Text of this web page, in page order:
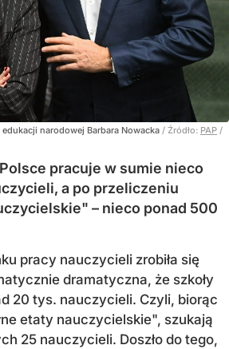
narodowej Barbara Nowacka / Źródło: PAP /
pracuje w sumie nieco
a po przeliczeniu
– nieco ponad 500
pracy nauczycieli zrobiła się
dramatyczna, że szkoły
20 tys. nauczycieli. Czyli, biorąc
etaty nauczycielskie", szukają
25 nauczycieli. Doszło do tego,